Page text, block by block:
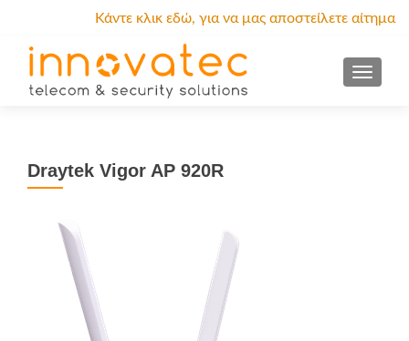
Κάντε κλικ εδώ, για να μας αποστείλετε αίτημα
προσφοράς.
MENU
Draytek Vigor AP 920R